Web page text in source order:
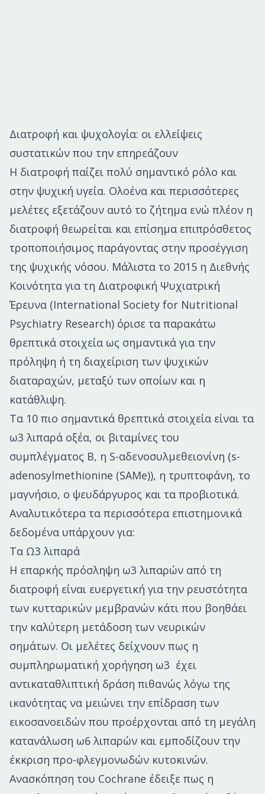
Διατροφή και ψυχολογία: οι ελλείψεις
συστατικών που την επηρεάζουν
Η διατροφή παίζει πολύ σημαντικό ρόλο και
στην ψυχική υγεία. Ολοένα και περισσότερες
μελέτες εξετάζουν αυτό το ζήτημα ενώ πλέον η
διατροφή θεωρείται και επίσημα επιπρόσθετος
τροποποιήσιμος παράγοντας στην προσέγγιση
της ψυχικής νόσου. Μάλιστα το 2015 η Διεθνής
Κοινότητα για τη Διατροφική Ψυχιατρική
Έρευνα (International Society for Nutritional
Psychiatry Research) όρισε τα παρακάτω
θρεπτικά στοιχεία ως σημαντικά για την
πρόληψη ή τη διαχείριση των ψυχικών
διαταραχών, μεταξύ των οποίων και η
κατάθλιψη.
Τα 10 πιο σημαντικά θρεπτικά στοιχεία είναι τα
ω3 λιπαρά οξέα, οι βιταμίνες του
συμπλέγματος Β, η S-αδενοσυλμεθειονίνη (s-
adenosylmethionine (SAMe)), η τρυπτοφάνη, το
μαγνήσιο, ο ψευδάργυρος και τα προβιοτικά.
Αναλυτικότερα τα περισσότερα επιστημονικά
δεδομένα υπάρχουν για:
Τα Ω3 λιπαρά
Η επαρκής πρόσληψη ω3 λιπαρών από τη
διατροφή είναι ευεργετική για την ρευστότητα
των κυτταρικών μεμβρανών κάτι που βοηθάει
την καλύτερη μετάδοση των νευρικών
σημάτων. Οι μελέτες δείχνουν πως η
συμπληρωματική χορήγηση ω3 έχει
αντικαταθλιπτική δράση πιθανώς λόγω της
ικανότητας να μειώνει την επίδραση των
εικοσανοειδών που προέρχονται από τη μεγάλη
κατανάλωση ω6 λιπαρών και εμποδίζουν την
έκκριση προ-φλεγμονωδών κυτοκινών.
Ανασκόπηση του Cochrane έδειξε πως η